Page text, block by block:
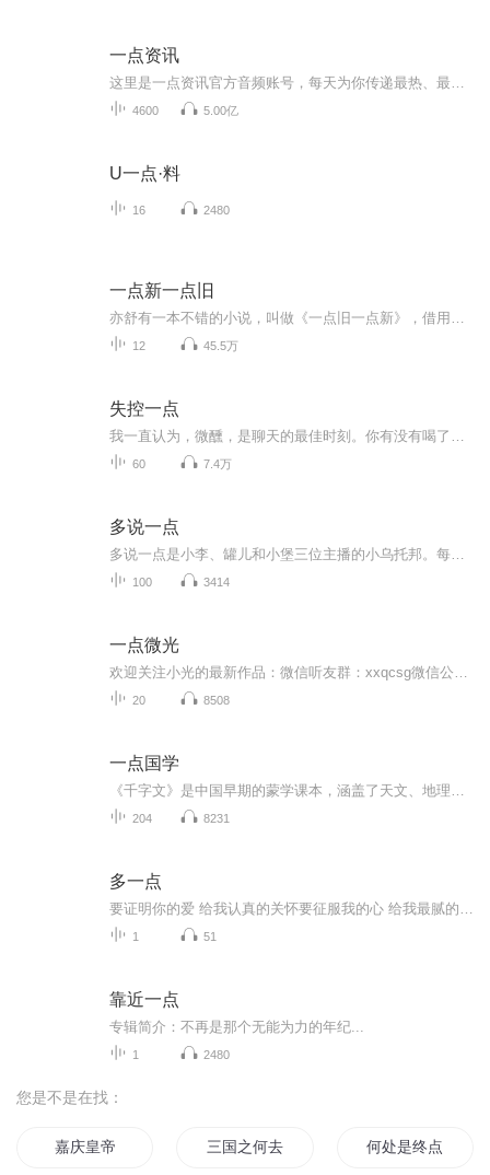
一点资讯
4600 5.00亿
U一点·料
16 2480
一点新一点旧
12 45.5万
失控一点
60 7.4万
多说一点
100 3414
一点微光
20 8508
一点国学
204 8231
多一点
1 51
靠近一点
专辑简介：不再是那个无能为力的年纪...
1 2480
您是不是在找：
嘉庆皇帝 三国之何去何从 何处是终点